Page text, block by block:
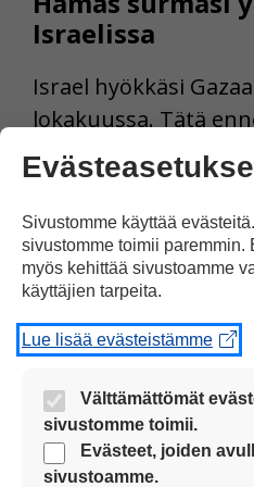
Israelissa
Israel hyökkäsi
lokakuussa. Tätä
Hamas hyökkäsi
tappoi 1 140 ihmistä.
panttivangiksi yli
Gaza on 40
miljoonaa ihmistä.
raja Israelin ja
Tilanne Gazassa
Sivustomme käyttää
sivustomme toimii
myös kehittää sivustoamme
käyttäjien tarpeita.
Lue lisää evästeistämme
Välttämättömät
sivustomme toimii.
Nämä evästeet ovat aina
sivustoamme voi käyttää
Evästeet, joiden
sivustoamme.